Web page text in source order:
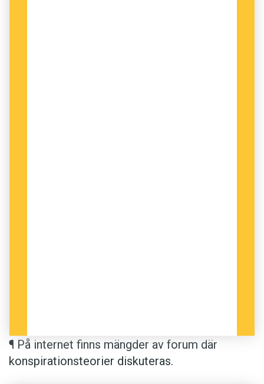
¶ På internet finns mängder av forum där
konspirationsteorier diskuteras.